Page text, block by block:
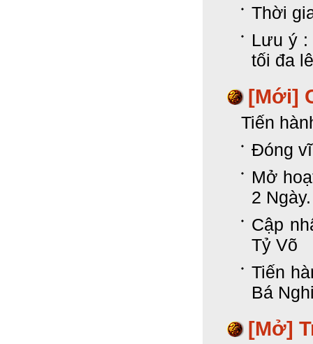
Thời
Lưu ý :
tối đa
[Mới]
Tiến
Đóng
Mở
2
Cập
Tỷ Võ
Tiến
Bá
[Mở]